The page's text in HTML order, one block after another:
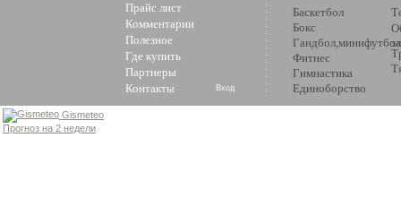
Прайс лист
Комментарии
Полезное
Где купить
Партнеры
Контакты
Баскетбол
Бокс
Гандбол,минифутбол
Фитнес
Гимнастика
Единоборство
Вход
Gismeteo
Прогноз на 2 недели